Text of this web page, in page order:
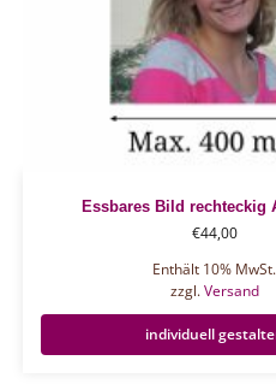
Essbares Bild rechteckig
€44,00
Enthält 10% MwSt.
zzgl.Versand
individuell